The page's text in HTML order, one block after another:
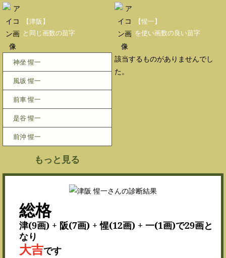
【津阪】
と同じ画数の苗字
神坐 惺一
風坂 惺一
前車 惺一
是谷 惺一
前沖 惺一
もっと見る
【惺一】
を使い画数の良い苗字
該当するものがありませんでし
た。
総格
津(9画) + 阪(7画) + 惺(12画) + 一(1画)で29画と
なり
大吉です